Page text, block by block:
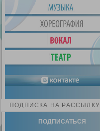
ПОДПИСКА НА РАССЫЛКУ
ПОДПИСАТЬСЯ